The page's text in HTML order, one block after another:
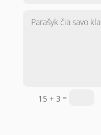
15 + 3 =